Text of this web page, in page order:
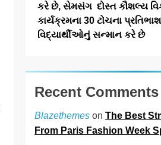
કરે છે, સેમસંગ દોસ્ત કૌશલ્ય
કાર્યક્રમના 30 ટોચના
વિદ્યાર્થીઓનું સન્માન કરે છે
Recent Comments
Blazethemes onThe Best
From Paris Fashion Week